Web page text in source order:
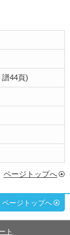
44頁)
ページトップへ
ページトップへ
ト